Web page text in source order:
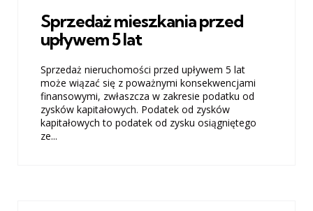
Sprzedaż mieszkania przed
upływem 5 lat
Sprzedaż nieruchomości przed upływem 5 lat
może wiązać się z poważnymi konsekwencjami
finansowymi, zwłaszcza w zakresie podatku od
zysków kapitałowych. Podatek od zysków
kapitałowych to podatek od zysku osiągniętego
ze...